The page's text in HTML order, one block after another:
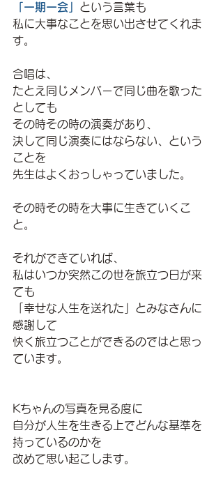
「一期一会」 という言葉も
私に大事なことを思い出させてくれま
す。
合唱は、
たとえ同じメンバーで同じ曲を歌った
としても
その時その時の演奏があり、
決して同じ演奏にはならない、という
ことを
先生はよくおっしゃっていました。
その時その時を大事に生きていくこ
と。
それができていれば、
私はいつか突然この世を旅立つ日が来
ても
「幸せな人生を送れた」とみなさんに
感謝して
快く旅立つことができるのではと思っ
ています。
Kちゃんの写真を見る度に
自分が人生を生きる上でどんな基準を
持っているのかを
改めて思い起こします。